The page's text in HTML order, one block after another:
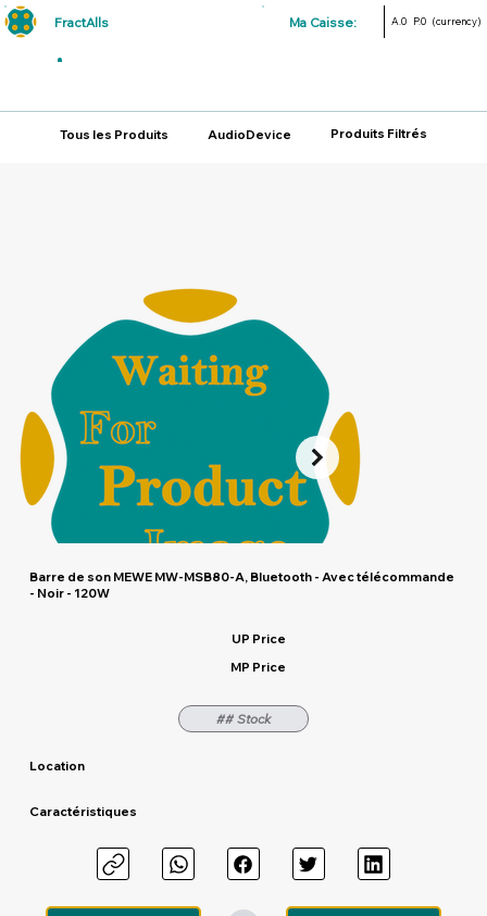
FractAlls Ma Caisse: A.0 P.0 (currency)
Tous les Produits AudioDevice Produits Filtrés
Barre de son MEWE MW-MSB80-A, Bluetooth - Avec télécommande
- Noir - 120W
UP Price
MP Price
## Stock
Location
Caractéristiques